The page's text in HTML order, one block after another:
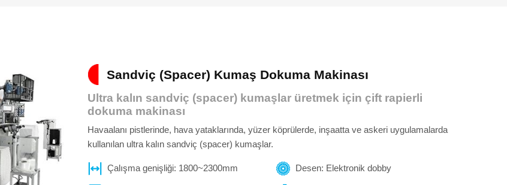
Sandviç (Spacer) Kumaş Dokuma Makinası
Ultra kalın sandviç (spacer) kumaşlar üretmek için çift rapierli
dokuma makinası
Havaalanı pistlerinde, hava yataklarında, yüzer köprülerde, inşaatta ve askeri uygulamalarda
kullanılan ultra kalın sandviç (spacer) kumaşlar.
Çalışma genişliği: 1800~2300mm Desen: Elektronik dobby